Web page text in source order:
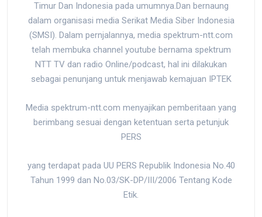
Timur Dan Indonesia pada umumnya.Dan bernaung
dalam organisasi media Serikat Media Siber Indonesia
(SMSI). Dalam pernjalannya, media spektrum-ntt.com
telah membuka channel youtube bernama spektrum
NTT TV dan radio Online/podcast, hal ini dilakukan
sebagai penunjang untuk menjawab kemajuan IPTEK
Media spektrum-ntt.com menyajikan pemberitaan yang
berimbang sesuai dengan ketentuan serta petunjuk
PERS
yang terdapat pada UU PERS Republik Indonesia No.40
Tahun 1999 dan No.03/SK-DP/III/2006 Tentang Kode
Etik.